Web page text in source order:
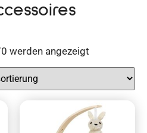
werden angezeigt